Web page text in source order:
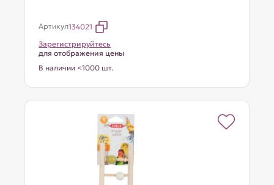
Артикул134021
Зарегистрируйтесь
для отображения цены
В наличии <1000 шт.